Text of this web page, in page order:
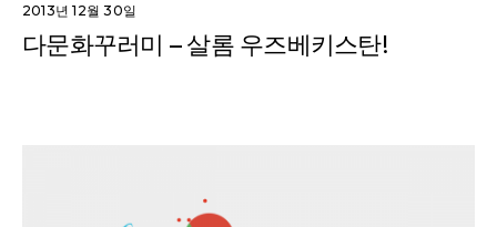
2013년 12월 30일
다문화꾸러미 – 살롬 우즈베키스탄!